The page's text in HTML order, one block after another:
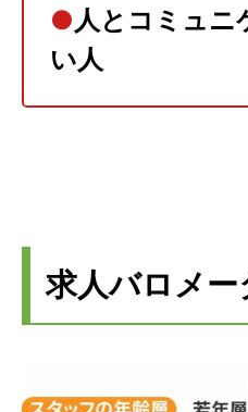
●人とコミュニ
い人
求人バロメー